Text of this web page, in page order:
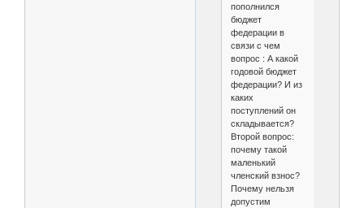
пополнился
бюджет
федерации в
связи с чем
вопрос : А какой
годовой бюджет
федерации? И из
каких
поступлений он
складывается?
Второй вопрос:
почему такой
маленький
членский взнос?
Почему нельзя
допустим